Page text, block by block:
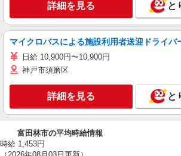
詳細を見る と
マイクロバスによる施設利用者送迎ドライバ
日給 10,900円〜10,900円
神戸市須磨区
詳細を見る と
富田林市の平均時給情報
時給 1,453円